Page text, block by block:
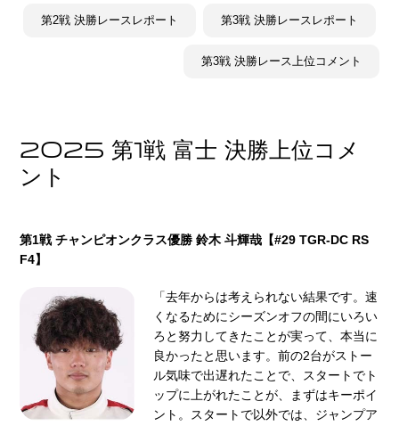
第2戦 決勝レースレポート 第3戦 決勝レースレポート
第3戦 決勝レース上位コメント
2025 第1戦 富士 決勝上位コメ
ント
第1戦 チャンピオンクラス優勝 鈴⽊ ⽃輝哉【#29 TGR-DC RS
F4】
「去年からは考えられない結果です。速
くなるためにシーズンオフの間にいろい
ろと努⼒してきたことが実って、本当に
良かったと思います。前の2台がストー
ル気味で出遅れたことで、スタートでト
ップに上がれたことが、まずはキーポイ
ント。スタートで以外では、ジャンプア